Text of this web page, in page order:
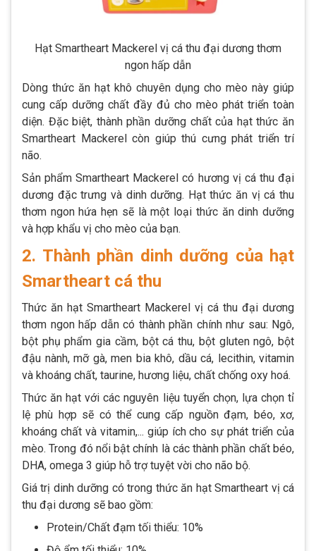
Hạt Smartheart Mackerel vị cá thu đại dương thơm
ngon hấp dẫn
Dòng thức ăn hạt khô chuyên dụng cho mèo này giúp
cung cấp dưỡng chất đầy đủ cho mèo phát triển toàn
diện. Đặc biệt, thành phần dưỡng chất của hạt thức ăn
Smartheart Mackerel còn giúp thú cưng phát triển trí
não.
Sản phẩm Smartheart Mackerel có hương vị cá thu đại
dương đặc trưng và dinh dưỡng. Hạt thức ăn vị cá thu
thơm ngon hứa hẹn sẽ là một loại thức ăn dinh dưỡng
và hợp khẩu vị cho mèo của bạn.
2. Thành phần dinh dưỡng của hạt
Smartheart cá thu
Thức ăn hạt Smartheart Mackerel vị cá thu đại dương
thơm ngon hấp dẫn có thành phần chính như sau: Ngô,
bột phụ phẩm gia cầm, bột cá thu, bột gluten ngô, bột
đậu nành, mỡ gà, men bia khô, dầu cá, lecithin, vitamin
và khoáng chất, taurine, hương liệu, chất chống oxy hoá.
Thức ăn hạt với các nguyên liệu tuyển chọn, lựa chọn tỉ
lệ phù hợp sẽ có thể cung cấp nguồn đạm, béo, xơ,
khoáng chất và vitamin,... giúp ích cho sự phát triển của
mèo. Trong đó nổi bật chính là các thành phần chất béo,
DHA, omega 3 giúp hỗ trợ tuyệt vời cho não bộ.
Giá trị dinh dưỡng có trong thức ăn hạt Smartheart vị cá
thu đại dương sẽ bao gồm:
Protein/Chất đạm tối thiểu: 10%